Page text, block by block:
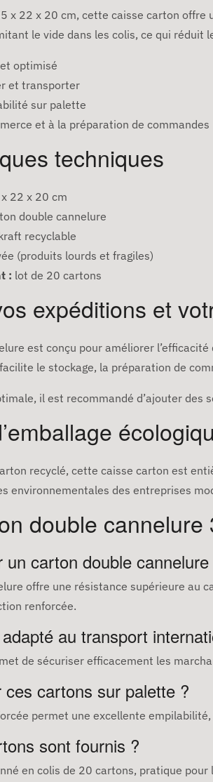
x 22 x 20 cm, cette caisse carton
le vide dans les colis, ce qui réduit
optimisé
et transporter
sur palette
et à la préparation de commandes
techniques
22 x 20 cm
double cannelure
recyclable
(produits lourds et fragiles)
: lot de 20 cartons
expéditions et
est conçu pour améliorer
le stockage, la préparation de
il est recommandé d’ajouter des
recyclé, cette caisse carton est
environnementales des entreprises
double
un carton double cannelure
offre une résistance supérieure au
renforcée.
au transport
de sécuriser efficacement les
ces cartons sur palette ?
permet une excellente
sont fournis ?
en colis de 20 cartons, pratique